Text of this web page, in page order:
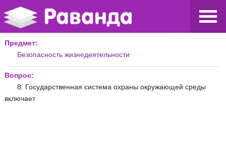
Предмет:
Безопасность жизнедеятельности
Вопрос:
8. Государственная система охраны окружающей среды
включает